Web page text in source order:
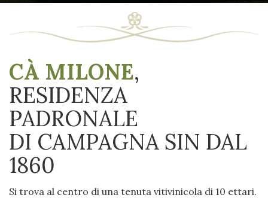
CÀ MILONE,
RESIDENZA
PADRONALE
DI CAMPAGNA SIN DAL
1860
Si trova al centro di una tenuta vitivinicola di 10 ettari.